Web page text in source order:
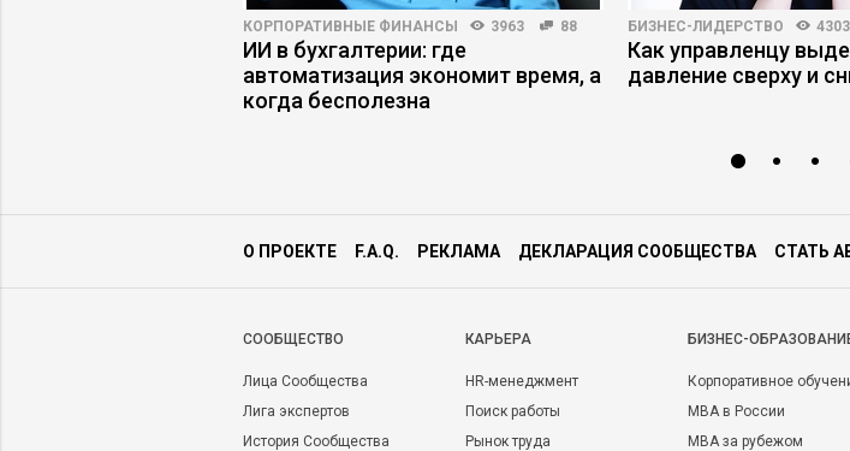
КОРПОРАТИВНЫЕ ФИНАНСЫ 3963 88
ИИ в бухгалтерии: где
автоматизация экономит время, а
когда бесполезна
БИЗНЕС-ЛИДЕРСТВО 4303
Как управленцу
давление сверху и
О ПРОЕКТЕ F.A.Q. РЕКЛАМА ДЕКЛАРАЦИЯ СООБЩЕСТВА СТАТЬ
CООБЩЕСТВО
Лица Сообщества
Лига экспертов
История Сообщества
КАРЬЕРА
HR-менеджмент
Поиск работы
Рынок труда
БИЗНЕС-
Корпоративное
MBA в России
MBA за рубежом